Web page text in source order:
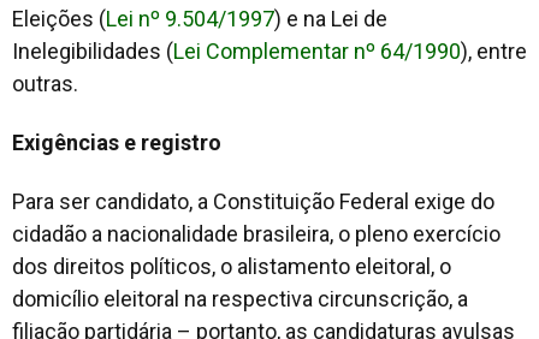
Eleições (Lei nº 9.504/1997) e na Lei de
Inelegibilidades (Lei Complementar nº 64/1990), entre
outras.
Exigências e registro
Para ser candidato, a Constituição Federal exige do
cidadão a nacionalidade brasileira, o pleno exercício
dos direitos políticos, o alistamento eleitoral, o
domicílio eleitoral na respectiva circunscrição, a
filiação partidária – portanto, as candidaturas avulsas